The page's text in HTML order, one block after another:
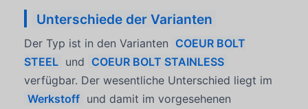
Unterschiede der Varianten
Der Typ ist in den Varianten COEUR BOLT
STEEL und COEUR BOLT STAINLESS
verfügbar. Der wesentliche Unterschied liegt im
Werkstoff und damit im vorgesehenen